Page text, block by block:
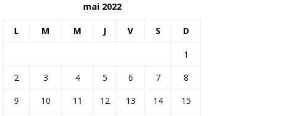
mai 2022
L M M J V S D
1
2
3 4 5 6 7
8
9
10 11 12 13 14 15